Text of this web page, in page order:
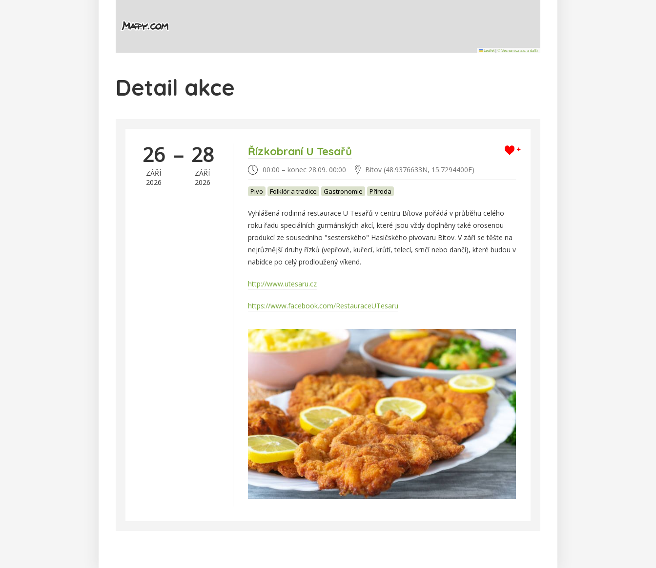
Leaflet|© Seznam.cz a.s. a další
Detail akce
26
ZÁŘÍ
2026
– 28
ZÁŘÍ
2026
+
Řízkobraní U Tesařů
00:00 – konec 28.09. 00:00 Bítov (48.9376633N, 15.7294400E)
Pivo Folklór a tradice Gastronomie Příroda
Vyhlášená rodinná restaurace U Tesařů v centru Bítova pořádá v průběhu celého
roku řadu speciálních gurmánských akcí, které jsou vždy doplněny také orosenou
produkcí ze sousedního "sesterského" Hasičského pivovaru Bítov. V září se těšte na
nejrůznější druhy řízků (vepřové, kuřecí, krůtí, telecí, srnčí nebo dančí), které budou v
nabídce po celý prodloužený víkend.
http://www.utesaru.cz
https://www.facebook.com/RestauraceUTesaru